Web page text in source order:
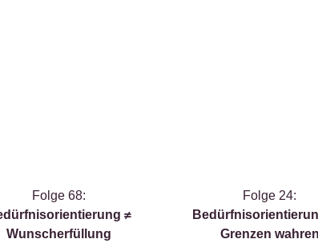
Folge 68:
≠
Wunscherfüllung
Folge 24:
Grenzen wahren